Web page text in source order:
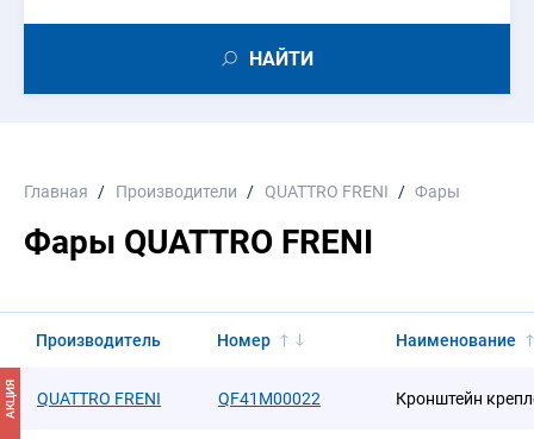
НАЙТИ
Главная Производители QUATTRO FRENI Фары
Фары QUATTRO FRENI
Производитель Номер Наименование
АКЦИЯ QUATTRO FRENI QF41M00022 Кронштейн